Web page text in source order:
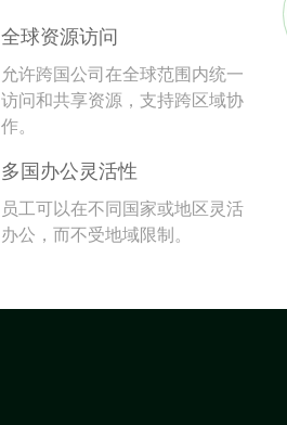
全球资源访问
允许跨国公司在全球范围内统一
访问和共享资源，支持跨区域协
作。
多国办公灵活性
员工可以在不同国家或地区灵活
办公，而不受地域限制。